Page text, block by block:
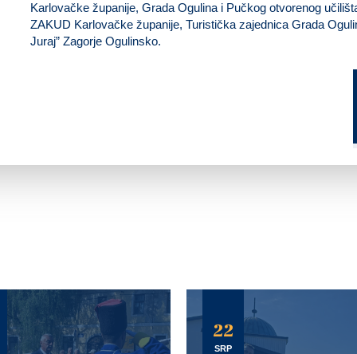
Karlovačke županije, Grada Ogulina i Pučkog otvorenog
ZAKUD Karlovačke županije, Turistička zajednica Grada
Juraj” Zagorje Ogulinsko.
22
SRP